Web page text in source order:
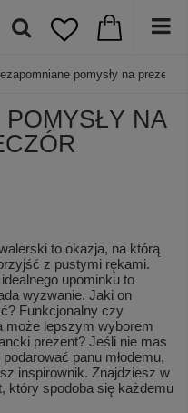
pomysły na prezent
NA
to okazja, na którą
z pustymi rękami.
upominku to
wyzwanie. Jaki on
Funkcjonalny czy
może lepszym wyborem
prezent? Jeśli nie mas
podarować panu młodemu,
inspirownik. Znajdziesz w
który spodoba się każdemu